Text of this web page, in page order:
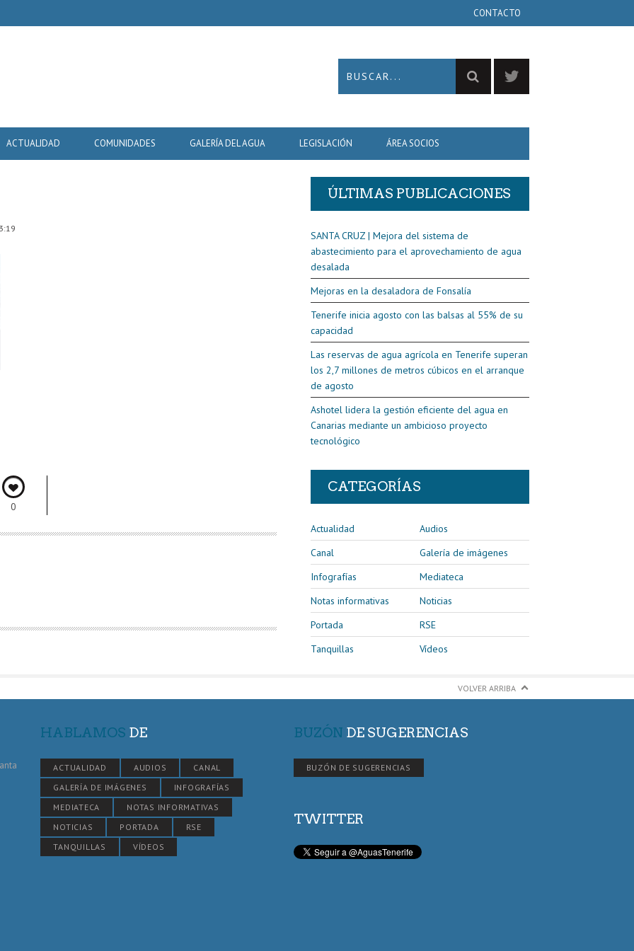
CONTACTO
ACTUALIDAD COMUNIDADES GALERÍA DEL AGUA LEGISLACIÓN ÁREA SOCIOS
0
ÚLTIMAS PUBLICACIONES
SANTA CRUZ | Mejora del sistema de
abastecimiento para el aprovechamiento de agua
desalada
Mejoras en la desaladora de Fonsalía
Tenerife inicia agosto con las balsas al 55% de su
capacidad
Las reservas de agua agrícola en Tenerife superan
los 2,7 millones de metros cúbicos en el arranque
de agosto
Ashotel lidera la gestión eficiente del agua en
Canarias mediante un ambicioso proyecto
tecnológico
CATEGORÍAS
Actualidad
Audios
Canal
Galería de imágenes
Infografías
Mediateca
Notas informativas
Noticias
Portada
RSE
Tanquillas
Vídeos
VOLVER ARRIBA
HABLAMOS DE
ACTUALIDAD AUDIOS
CANAL
GALERÍA DE IMÁGENES
INFOGRAFÍAS
MEDIATECA
NOTAS INFORMATIVAS
NOTICIAS
PORTADA
RSE
TANQUILLAS
VÍDEOS
BUZÓN DE SUGERENCIAS
BUZÓN DE SUGERENCIAS
TWITTER